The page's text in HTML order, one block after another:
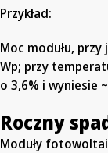
Przykład:
Moc modułu,
Wp; przy
o 3,6% i wyniesie
Roczny
Moduły